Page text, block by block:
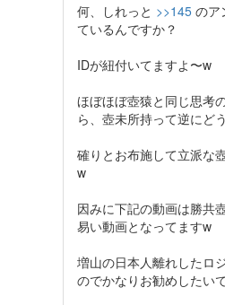
何、しれっと >>145 のア
ているんですか？
IDが紐付いてますよ〜w
ほぼほぼ壺猿と同じ思考
ら、壺未所持って逆にど
確りとお布施して立派な
w
因みに下記の動画は勝共
易い動画となってますw
増山の日本人離れしたロ
のでかなりお勧めしたい